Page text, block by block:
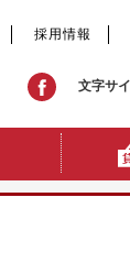
採用情報
文字サ